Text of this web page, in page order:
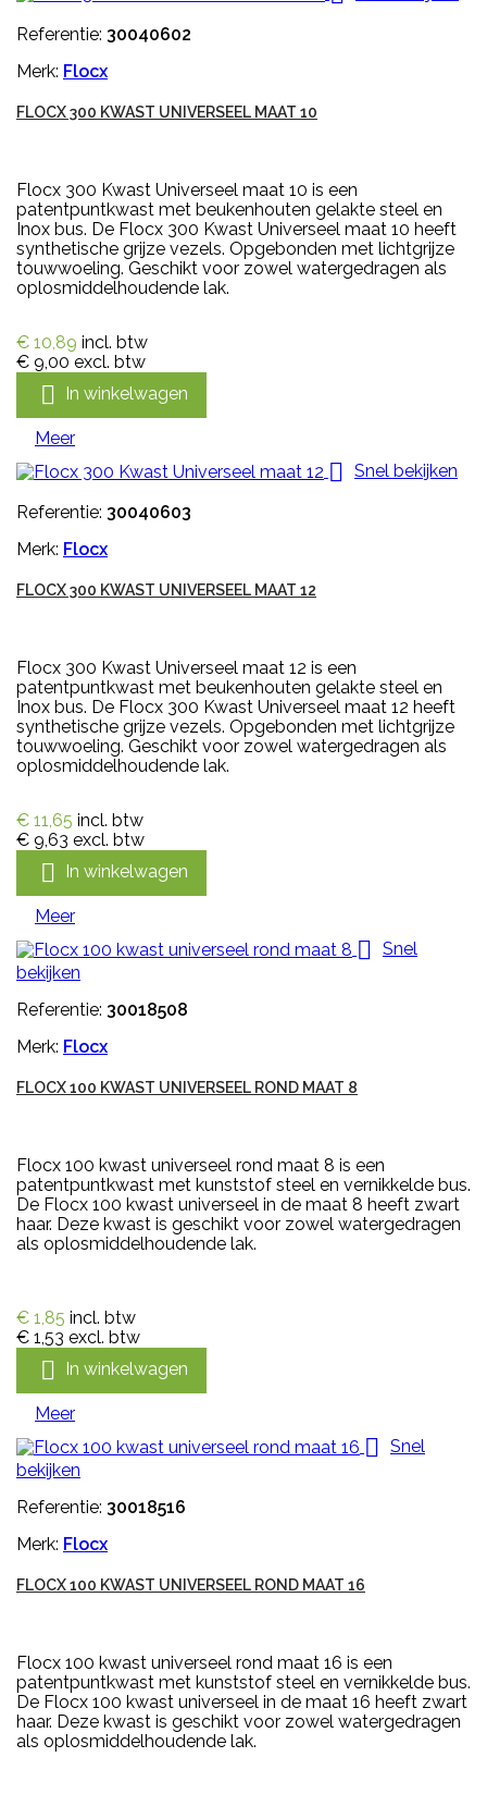
Referentie: 30040602
Merk: Flocx
FLOCX 300 KWAST UNIVERSEEL MAAT 10
Flocx 300 Kwast Universeel maat 10 is een
patentpuntkwast met beukenhouten gelakte steel en
Inox bus. De Flocx 300 Kwast Universeel maat 10 heeft
synthetische grijze vezels. Opgebonden met lichtgrijze
touwwoeling. Geschikt voor zowel watergedragen als
oplosmiddelhoudende lak.
€ 10,89 incl. btw
€ 9,00 excl. btw
 In winkelwagen
Meer
 Snel bekijken
Referentie: 30040603
Merk: Flocx
FLOCX 300 KWAST UNIVERSEEL MAAT 12
Flocx 300 Kwast Universeel maat 12 is een
patentpuntkwast met beukenhouten gelakte steel en
Inox bus. De Flocx 300 Kwast Universeel maat 12 heeft
synthetische grijze vezels. Opgebonden met lichtgrijze
touwwoeling. Geschikt voor zowel watergedragen als
oplosmiddelhoudende lak.
€ 11,65 incl. btw
€ 9,63 excl. btw
 In winkelwagen
Meer
 Snel
bekijken
Referentie: 30018508
Merk: Flocx
FLOCX 100 KWAST UNIVERSEEL ROND MAAT 8
Flocx 100 kwast universeel rond maat 8 is een
patentpuntkwast met kunststof steel en vernikkelde bus.
De Flocx 100 kwast universeel in de maat 8 heeft zwart
haar. Deze kwast is geschikt voor zowel watergedragen
als oplosmiddelhoudende lak.
€ 1,85 incl. btw
€ 1,53 excl. btw
 In winkelwagen
Meer
 Snel
bekijken
Referentie: 30018516
Merk: Flocx
FLOCX 100 KWAST UNIVERSEEL ROND MAAT 16
Flocx 100 kwast universeel rond maat 16 is een
patentpuntkwast met kunststof steel en vernikkelde bus.
De Flocx 100 kwast universeel in de maat 16 heeft zwart
haar. Deze kwast is geschikt voor zowel watergedragen
als oplosmiddelhoudende lak.